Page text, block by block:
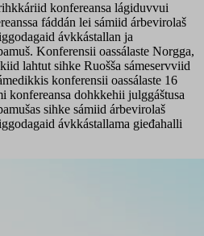
konfereansa lágiduvvui
fáddán lei sámiid árbevirolaš
ávkkástallan ja
Konferensii oassálaste Norgga,
lahtut sihke Ruošša sámeservviid
konferensii oassálaste 16
konfereansa dohkkehii julggáštusa
sihke sámiid árbevirolaš
ávkkástallama gieđahalli